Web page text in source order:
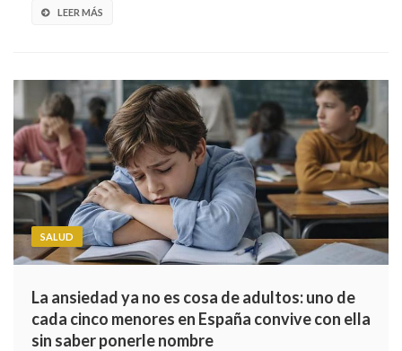
LEER MÁS
SALUD
La ansiedad ya no es cosa de adultos: uno de
cada cinco menores en España convive con ella
sin saber ponerle nombre